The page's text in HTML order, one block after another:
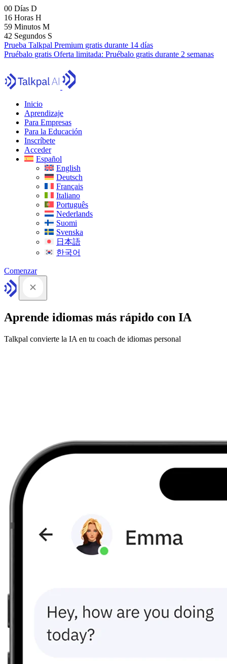
00 Días D
16 Horas H
59 Minutos M
41 Segundos S
Prueba Talkpal Premium gratis durante 14 días
Pruébalo gratis Oferta limitada: Pruébalo gratis durante 2 semanas
Inicio
Aprendizaje
Para Empresas
Para la Educación
Inscríbete
Acceder
Español
English
Deutsch
Français
Italiano
Português
Nederlands
Suomi
Svenska
日本語
한국어
Comenzar
Aprende idiomas más rápido con IA
Talkpal convierte la IA en tu coach de idiomas personal